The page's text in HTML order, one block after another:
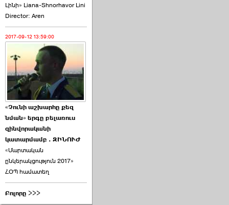
Լինի» Liana-Shnorhavor Lini
Director: Aren
2017-09-12 13:59:00
«Չունի աշխարհը քեզ
նման» երգը բելառուս
զինվորականի
կատարմամբ . ԶԻՆՈՒԺ
«Մարտական
ընկերակցություն 2017»
ՀՕՊ համատեղ
Բոլորը >>>